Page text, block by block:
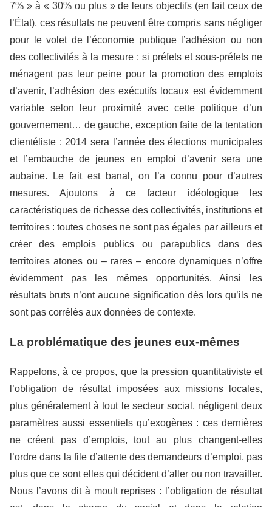
7% » à « 30% ou plus » de leurs objectifs (en fait ceux de
l’État), ces résultats ne peuvent être compris sans négliger
pour le volet de l’économie publique l’adhésion ou non
des collectivités à la mesure : si préfets et sous-préfets ne
ménagent pas leur peine pour la promotion des emplois
d’avenir, l’adhésion des exécutifs locaux est évidemment
variable selon leur proximité avec cette politique d’un
gouvernement… de gauche, exception faite de la tentation
clientéliste : 2014 sera l’année des élections municipales
et l’embauche de jeunes en emploi d’avenir sera une
aubaine. Le fait est banal, on l’a connu pour d’autres
mesures. Ajoutons à ce facteur idéologique les
caractéristiques de richesse des collectivités, institutions et
territoires : toutes choses ne sont pas égales par ailleurs et
créer des emplois publics ou parapublics dans des
territoires atones ou – rares – encore dynamiques n’offre
évidemment pas les mêmes opportunités. Ainsi les
résultats bruts n’ont aucune signification dès lors qu’ils ne
sont pas corrélés aux données de contexte.
La problématique des jeunes eux-mêmes
Rappelons, à ce propos, que la pression quantitativiste et
l’obligation de résultat imposées aux missions locales,
plus généralement à tout le secteur social, négligent deux
paramètres aussi essentiels qu’exogènes : ces dernières
ne créent pas d’emplois, tout au plus changent-elles
l’ordre dans la file d’attente des demandeurs d’emploi, pas
plus que ce sont elles qui décident d’aller ou non travailler.
Nous l’avons dit à moult reprises : l’obligation de résultat